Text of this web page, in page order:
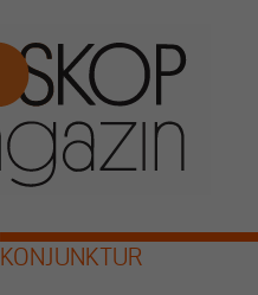
KONJUNKTUR